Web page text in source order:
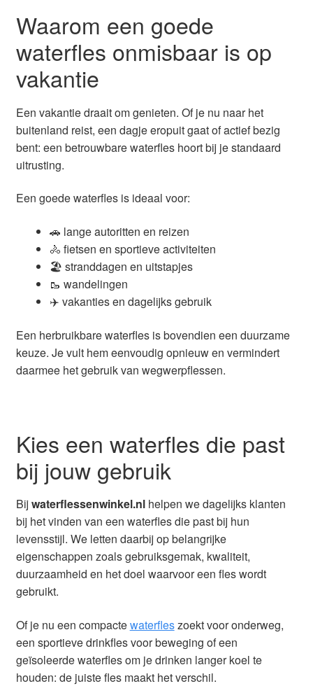
Waarom een goede
waterfles onmisbaar is op
vakantie
Een vakantie draait om genieten. Of je nu naar het
buitenland reist, een dagje eropuit gaat of actief bezig
bent: een betrouwbare waterfles hoort bij je standaard
uitrusting.
Een goede waterfles is ideaal voor:
🚗 lange autoritten en reizen
🚴 fietsen en sportieve activiteiten
🏖 stranddagen en uitstapjes
🥾 wandelingen
✈️ vakanties en dagelijks gebruik
Een herbruikbare waterfles is bovendien een duurzame
keuze. Je vult hem eenvoudig opnieuw en vermindert
daarmee het gebruik van wegwerpflessen.
Kies een waterfles die past
bij jouw gebruik
Bijwaterflessenwinkel.nlhelpen we dagelijks klanten
bij het vinden van een waterfles die past bij hun
levensstijl. We letten daarbij op belangrijke
eigenschappen zoals gebruiksgemak, kwaliteit,
duurzaamheid en het doel waarvoor een fles wordt
gebruikt.
Of je nu een compactewaterfleszoekt voor onderweg,
een sportieve drinkfles voor beweging of een
geïsoleerde waterfles om je drinken langer koel te
houden: de juiste fles maakt het verschil.